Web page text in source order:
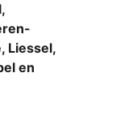
Liessel,
en